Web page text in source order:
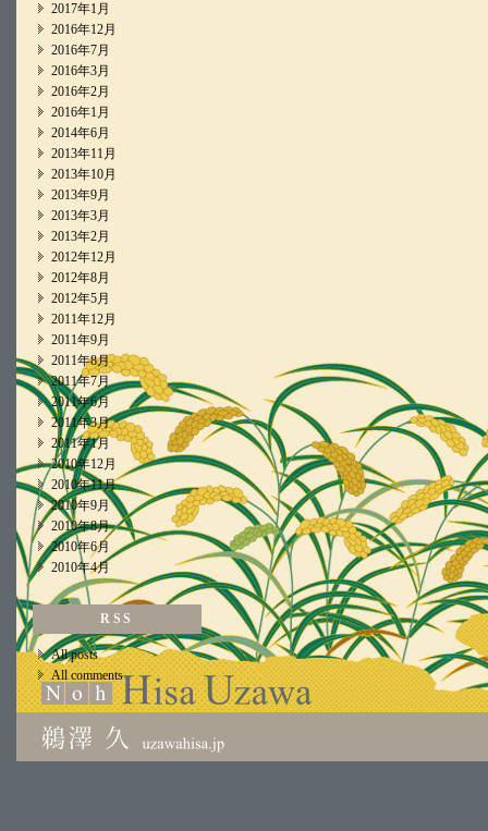
2017年1月
2016年12月
2016年7月
2016年3月
2016年2月
2016年1月
2014年6月
2013年11月
2013年10月
2013年9月
2013年3月
2013年2月
2012年12月
2012年8月
2012年5月
2011年12月
2011年9月
2011年8月
2011年7月
2011年6月
2011年3月
2011年1月
2010年12月
2010年11月
2010年9月
2010年8月
2010年6月
2010年4月
RSS
All posts
All comments